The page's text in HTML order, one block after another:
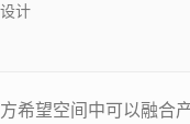
计
望空间中可以融合